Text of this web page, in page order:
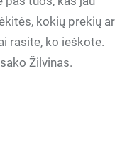
kokių prekių ar
rasite, ko ieškote.
Žilvinas.